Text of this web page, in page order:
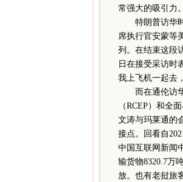
常强大的吸引力
特朗普访华时
席执行官安蒙等
列。在结束这段
日在接受采访时
我上飞机一起去
而在通伦访华
（RCEP）和全
文涛与玛莱通的
接点。回看自
中国互联网新闻
输货物8320.7万
放。也有老挝旅